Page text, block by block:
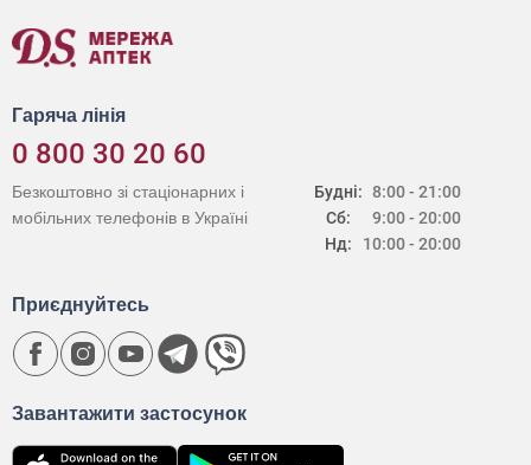
Гаряча лінія
0 800 30 20 60
Будні:
Сб:
Нд:
8:00 - 21:00
9:00 - 20:00
10:00 - 20:00
Безкоштовно зі стаціонарних і
мобільних телефонів в Україні
Завантажити застосунок
Приєднуйтесь